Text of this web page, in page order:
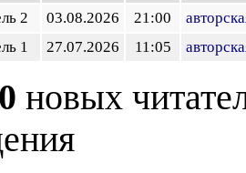
2
03.08.2026 21:00
1
27.07.2026 11:05
0 новых